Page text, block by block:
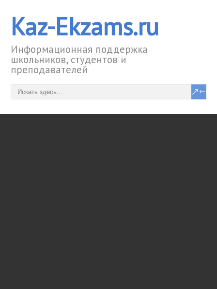
Kaz-Ekzams.ru
Информационная поддержка
школьников, студентов и
преподавателей